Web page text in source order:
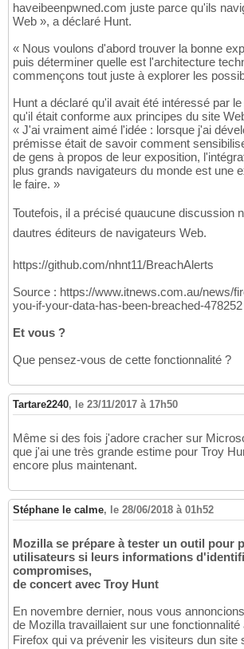
haveibeenpwned.com juste parce qu'ils
Web », a déclaré Hunt.
« Nous voulons d'abord trouver la bonne
puis déterminer quelle est l'architecture
commençons tout juste à explorer les
Hunt a déclaré qu'il avait été intéressé par
qu'il était conforme aux principes du site
« J'ai vraiment aimé l'idée : lorsque j'ai
prémisse était de savoir comment
de gens à propos de leur exposition,
plus grands navigateurs du monde est une
le faire. »
Toutefois, il a précisé quaucune discussion
dautres éditeurs de navigateurs Web.
https://github.com/nhnt11/BreachAlerts
Source : https://www.itnews.com.au/news/
you-if-your-data-has-been-breached-478252
Et vous ?
Que pensez-vous de cette fonctionnalité ?
Tartare2240, le 23/11/2017 à 17h50
Même si des fois j'adore cracher sur
que j'ai une très grande estime pour Troy
encore plus maintenant.
Stéphane le calme, le 28/06/2018 à 01h52
Mozilla se prépare à tester un outil pour
utilisateurs si leurs informations
compromises,
de concert avec Troy Hunt
En novembre dernier, nous vous
de Mozilla travaillaient sur une fonctionnalité
Firefox qui va prévenir les visiteurs dun site